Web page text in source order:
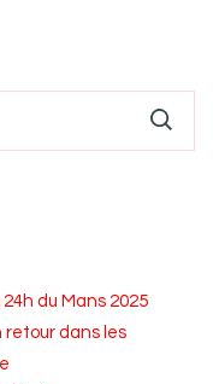
du Mans 2025
retour dans les